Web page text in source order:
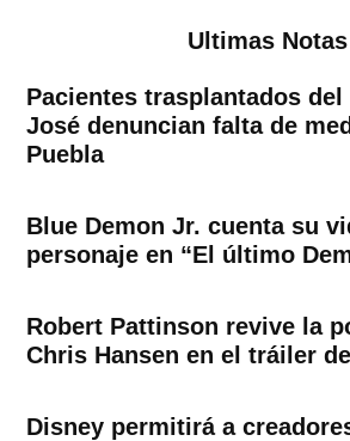
Ultimas Notas
Pacientes trasplantados del
José denuncian falta de
Puebla
Blue Demon Jr. cuenta su
personaje en “El último
Robert Pattinson revive la
Chris Hansen en el tráiler
Disney permitirá a